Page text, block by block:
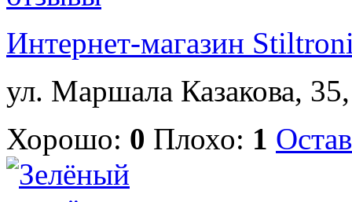
Интернет-магазин
ул. Маршала Казакова,
Хорошо: 0 Плохо: 1